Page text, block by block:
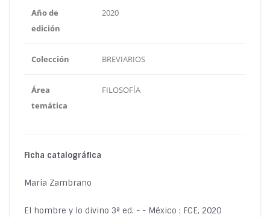
Año de
edición
2020
Colección BREVIARIOS
Área
temática
FILOSOFÍA
Ficha catalográfica
María Zambrano
El hombre y lo divino 3ª ed. - - México : FCE, 2020